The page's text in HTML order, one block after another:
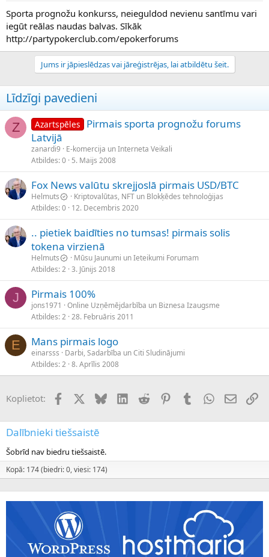
Sporta prognožu konkurss, neieguldod nevienu santīmu vari
iegūt reālas naudas balvas. Sīkāk
http://partypokerclub.com/epokerforums
Jums ir jāpieslēdzas vai jāreģistrējas, lai atbildētu šeit.
Līdzīgi pavedieni
Z Azartspēles
Pirmais sporta prognožu forums
Latvijā
zanardi9
E-komercija un Interneta Veikali
Atbildes 0 5. Maijs 2008
Fox News valūtu skrejjoslā pirmais USD/BTC
Helmuts
Kriptovalūtas, NFT un Blokķēdes tehnoloģijas
Atbildes 0 12. Decembris 2020
.. pietiek baidīties no tumsas! pirmais solis
tokena virzienā
Helmuts
Mūsu Jaunumi un Ieteikumi Forumam
Atbildes 2 3. Jūnijs 2018
J Pirmais 100%
jons1971
Online Uzņēmējdarbība un Biznesa Izaugsme
Atbildes 2 28. Februāris 2011
E Mans pirmais logo
einarsss
Darbi, Sadarbība un Citi Sludinājumi
Atbildes 2 8. Aprīlis 2008
Koplietot: FacebookX (Twitter)
BlueskyLinkedInReddit PinterestTumblrWhatsApp
E-pasts
Dalībnieki tiešsaistē
Šobrīd nav biedru tiešsaistē.
Kopā: 174 (biedri: 0, viesi: 174)